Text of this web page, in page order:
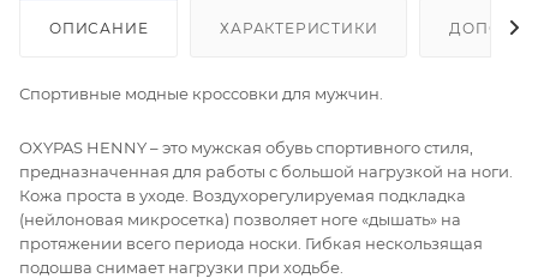
ОПИСАНИЕ ХАРАКТЕРИСТИКИ
Спортивные модные кроссовки для мужчин.
OXYPAS HENNY – это мужская обувь спортивного стиля,
предназначенная для работы с большой нагрузкой на ноги.
Кожа проста в уходе. Воздухорегулируемая подкладка
(нейлоновая микросетка) позволяет ноге «дышать» на
протяжении всего периода носки. Гибкая нескользящая
подошва снимает нагрузки при ходьбе.